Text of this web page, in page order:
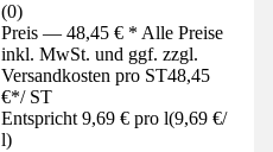
(0)
Preis — 48,45 € * Alle Preise
inkl. MwSt. und ggf. zzgl.
Versandkosten pro ST48,45
€*/ ST
Entspricht 9,69 € pro l(9,69 €/
l)